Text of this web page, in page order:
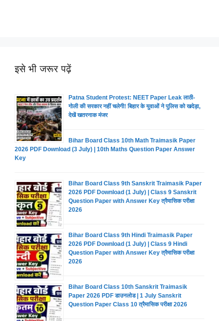
इसे भी जरूर पढ़ें
Patna Student Protest: NEET Paper Leak लाठी-
गोली की सरकार नहीं चलेगी! बिहार के युवाओं ने पुलिस को खदेड़ा,
देखें खतरनाक मंजर
Bihar Board Class 10th Math Traimasik Paper
2026 PDF Download (3 July) | 10th Maths Question Paper Answer
Key
Bihar Board Class 9th Sanskrit Traimasik Paper
2026 PDF Download (1 July) | Class 9 Sanskrit
Question Paper with Answer Key त्रैमासिक परीक्षा
2026
Bihar Board Class 9th Hindi Traimasik Paper
2026 PDF Download (1 July) | Class 9 Hindi
Question Paper with Answer Key त्रैमासिक परीक्षा
2026
Bihar Board Class 10th Sanskrit Traimasik
Paper 2026 PDF डाउनलोड | 1 July Sanskrit
Question Paper Class 10 त्रैमासिक परीक्षा 2026